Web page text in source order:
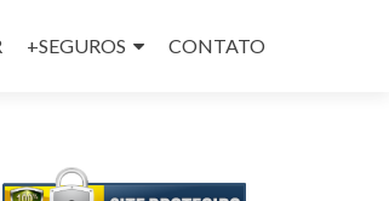
+SEGUROS CONTATO